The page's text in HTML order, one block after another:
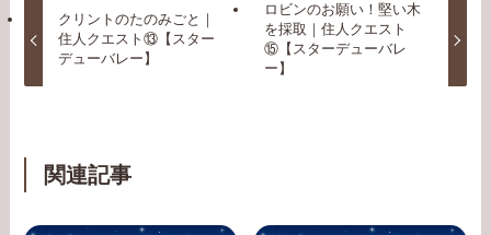
クリントのたのみごと｜
住人クエスト⑬【スター
デューバレー】
ロビンのお願い！堅い木
を採取｜住人クエスト
⑮【スターデューバレ
ー】
関連記事